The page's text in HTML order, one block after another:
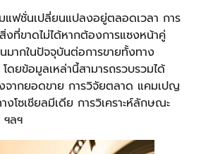
แฟชั่นเปลี่ยนแปลงอยู่ตลอดเวลา การ
งที่ขาดไม่ได้หากต้องการแซงหน้าคู่
มากในปัจจุบันต่อการขายทั้งทาง
ดยข้อมูลเหล่านี้สามารถรวบรวมได้
จากยอดขาย การวิจัยตลาด แคมเปญ
โซเชียลมีเดีย การวิเคราะห์ลักษณะ
ฯลฯ